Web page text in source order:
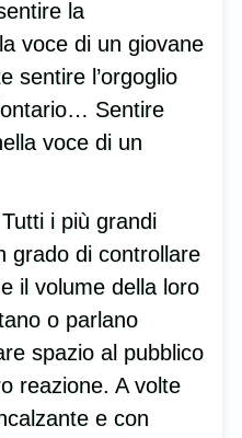
la
voce di un giovane
sentire l’orgoglio
Sentire
voce di un
i più grandi
grado di controllare
il volume della loro
o parlano
spazio al pubblico
reazione. A volte
e con